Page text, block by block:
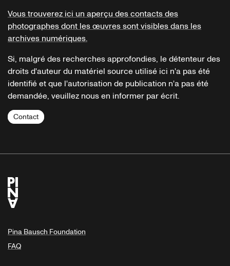
Vous trouverez ici un aperçu des contacts des
photographes dont les œuvres sont visibles dans les
archives numériques.
Si, malgré des recherches approfondies, le détenteur des
droits d'auteur du matériel source utilisé ici n'a pas été
identifié et que l'autorisation de publication n'a pas été
demandée, veuillez nous en informer par écrit.
Contact
Pina Bausch Foundation
FAQ